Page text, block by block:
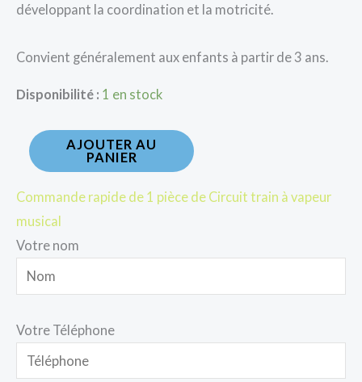
développant la coordination et la motricité.
Convient généralement aux enfants à partir de 3 ans.
Disponibilité : 1 en stock
AJOUTER AU
PANIER
Commande rapide de 1 pièce de Circuit train à vapeur
musical
Votre nom
Votre Téléphone